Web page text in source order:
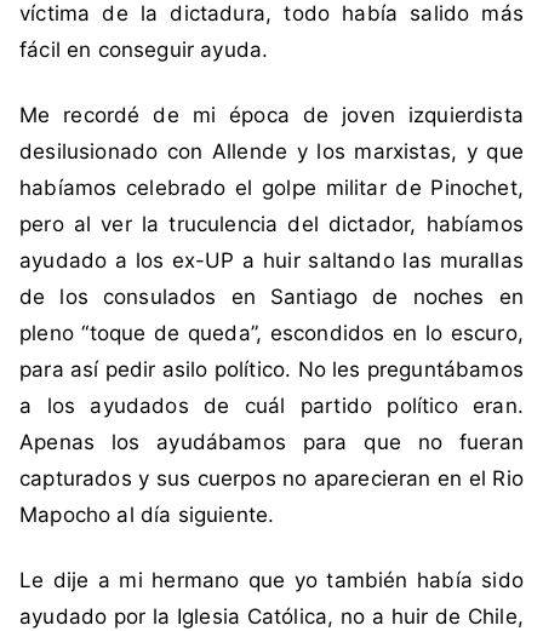
t
c
i
ó
víctima de la dictadura, todo había salido más
fácil en conseguir ayuda.
Me recordé de mi época de joven izquierdista
desilusionado con Allende y los marxistas, y que
habíamos celebrado el golpe militar de Pinochet,
pero al ver la truculencia del dictador, habíamos
ayudado a los ex-UP a huir saltando las murallas
de los consulados en Santiago de noches en
pleno “toque de queda”, escondidos en lo escuro,
para así pedir asilo político. No les preguntábamos
a los ayudados de cuál partido político eran.
Apenas los ayudábamos para que no fueran
capturados y sus cuerpos no aparecieran en el Rio
Mapocho al día siguiente.
Le dije a mi hermano que yo también había sido
ayudado por la Iglesia Católica, no a huir de Chile,